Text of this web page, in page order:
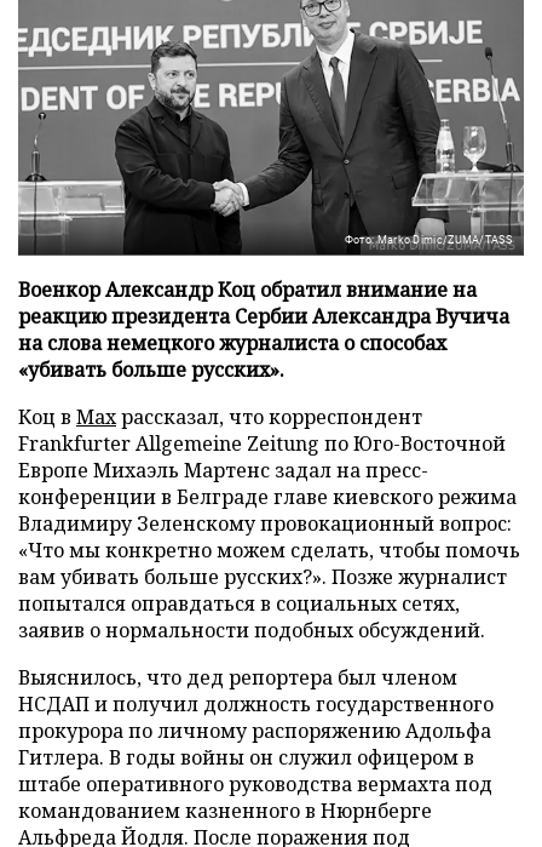
Фото: Marko Dimic/ZUMA/TASS
Военкор Александр Коц обратил внимание на
реакцию президента Сербии Александра Вучича
на слова немецкого журналиста о способах
«убивать больше русских».
Коц в Махрассказал, что корреспондент
Frankfurter Allgemeine Zeitung по Юго-Восточной
Европе Михаэль Мартенс задал на пресс-
конференции в Белграде главе киевского режима
Владимиру Зеленскому провокационный вопрос:
«Что мы конкретно можем сделать, чтобы помочь
вам убивать больше русских?». Позже журналист
попытался оправдаться в социальных сетях,
заявив о нормальности подобных обсуждений.
Выяснилось, что дед репортера был членом
НСДАП и получил должность государственного
прокурора по личному распоряжению Адольфа
Гитлера. В годы войны он служил офицером в
штабе оперативного руководства вермахта под
командованием казненного в Нюрнберге
Альфреда Йодля. После поражения под